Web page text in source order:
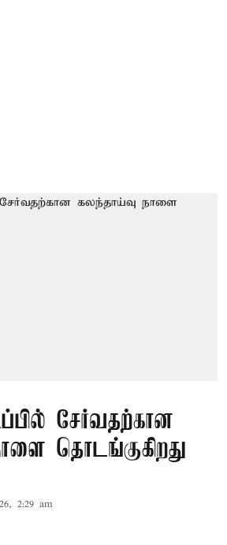
சேர்வதற்கான
தொடங்குகிறது
2:29 am